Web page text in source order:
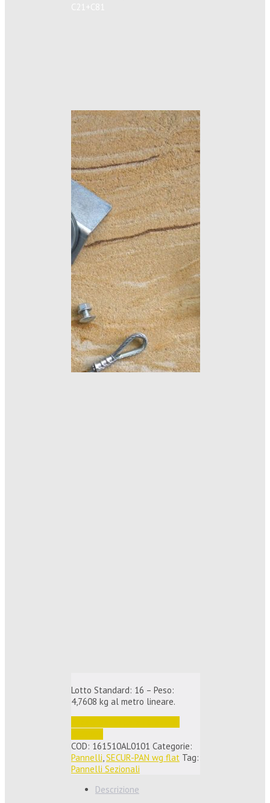
Lotto Standard: 16 – Peso:
4,7608 kg al metro lineare.
COD: 161510AL0101 Categorie:
Pannelli,SECUR-PAN wg flat Tag:
Pannelli Sezionali
Descrizione